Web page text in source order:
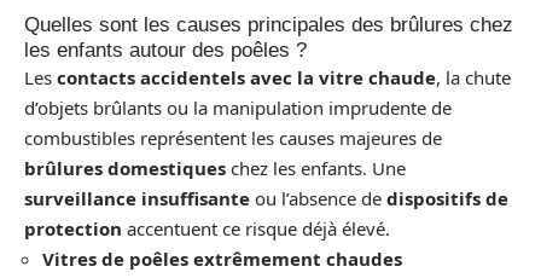
Quelles sont les causes principales des brûlures chez
les enfants autour des poêles ?
Les contacts accidentels avec la vitre chaude, la chute
d’objets brûlants ou la manipulation imprudente de
combustibles représentent les causes majeures de
brûlures domestiques chez les enfants. Une
surveillance insuffisante ou l’absence de dispositifs de
protection accentuent ce risque déjà élevé.
Vitres de poêles extrêmement chaudes